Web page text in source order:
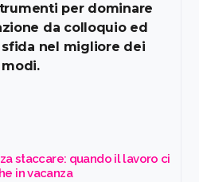
per dominare
da colloquio ed
nel migliore dei
modi.
staccare: quando il lavoro ci
in vacanza